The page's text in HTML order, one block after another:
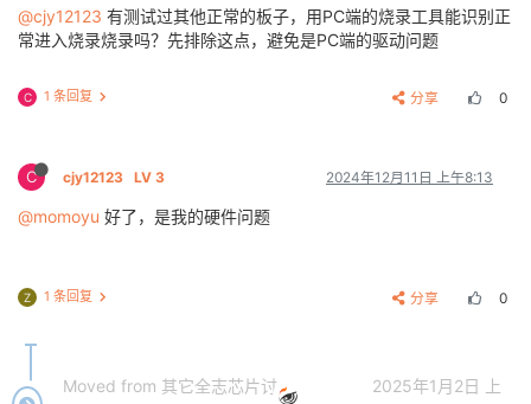
@cjy12123 有测试过其他正常的板子，用PC端的烧录工具能识别正
常进入烧录烧录吗？先排除这点，避免是PC端的驱动问题
C 1 条回复 分享 0
C cjy12123 LV 3 2024年12月11日 上午8:13
@momoyu 好了，是我的硬件问题
Z 1 条回复 分享 0
Moved from 其它全志芯片讨
2025年1月2日 上